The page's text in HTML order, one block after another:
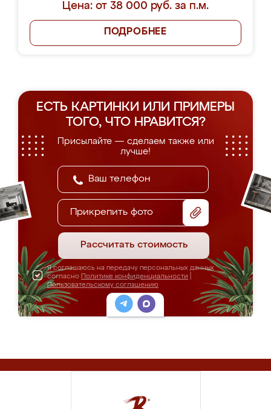
Цена: от 38 000 руб. за п.м.
ПОДРОБНЕЕ
ЕСТЬ КАРТИНКИ ИЛИ ПРИМЕРЫ
ТОГО, ЧТО НРАВИТСЯ?
Присылайте — сделаем также или
лучше!
Прикрепить фото
Рассчитать стоимость
Я соглашаюсь на передачу персональных данных
согласно Политике конфиденциальности
Пользовательскому соглашению